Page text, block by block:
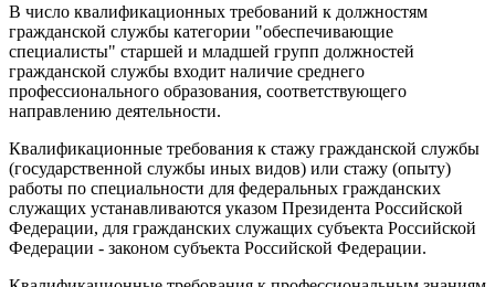
В число квалификационных требований к должностям
гражданской службы категории "обеспечивающие
специалисты" старшей и младшей групп должностей
гражданской службы входит наличие среднего
профессионального образования, соответствующего
направлению деятельности.
Квалификационные требования к стажу гражданской службы
(государственной службы иных видов) или стажу (опыту)
работы по специальности для федеральных гражданских
служащих устанавливаются указом Президента Российской
Федерации, для гражданских служащих субъекта Российской
Федерации - законом субъекта Российской Федерации.